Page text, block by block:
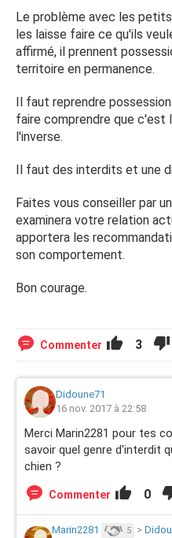
Le problème avec les
les laisse faire ce qu'ils
affirmé, il prennent
territoire en permanence.
Il faut reprendre
faire comprendre que c'est
l'inverse.
Il faut des interdits et une
Faites vous conseiller par
examinera votre relation
apportera les
son comportement.
Bon courage.
Commenter 3
Didoune71
16 nov. 2017 à 22:58
Merci Marin2281 pour tes
savoir quel genre d'interdit
chien ?
Commenter 0
Marin2281 5 >